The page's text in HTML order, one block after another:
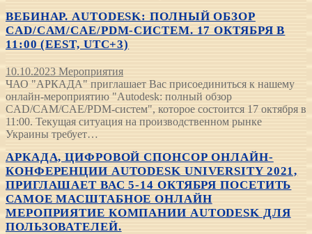
ВЕБИНАР. AUTODESK: ПОЛНЫЙ ОБЗОР
CAD/CAM/CAE/PDM-СИСТЕМ. 17 ОКТЯБРЯ В
11:00 (EEST, UTC+3)
10.10.2023 Мероприятия
ЧАО "АРКАДА" приглашает Вас присоединиться к нашему
онлайн-мероприятию "Autodesk: полный обзор
CAD/CAM/CAE/PDM-систем", которое состоится 17 октября в
11:00. Текущая ситуация на производственном рынке
Украины требует…
АРКАДА, ЦИФРОВОЙ СПОНСОР ОНЛАЙН-
КОНФЕРЕНЦИИ AUTODESK UNIVERSITY 2021,
ПРИГЛАШАЕТ ВАС 5-14 ОКТЯБРЯ ПОСЕТИТЬ
САМОЕ МАСШТАБНОЕ ОНЛАЙН
МЕРОПРИЯТИЕ КОМПАНИИ AUTODESK ДЛЯ
ПОЛЬЗОВАТЕЛЕЙ.